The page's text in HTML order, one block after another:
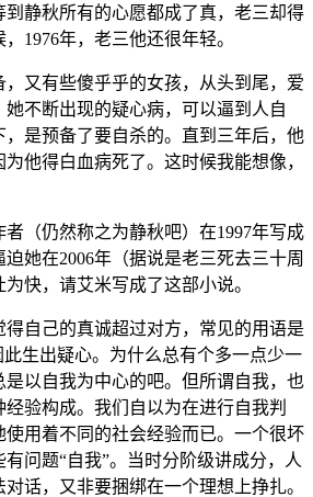
静秋所有的心愿都成了真，老三却得
1976年，老三他还很年轻。
又有些傻乎乎的女孩，从头到尾，爱
不断出现的疑心病，可以逼到人自
，是预备了要自杀的。直到三年后，他
他得白血病死了。这时候我能想像，
（仍然称之为静秋吧）在1997年写成
她在2006年（据说是老三死去三十周
快，请艾米写成了这部小说。
自己的真诚超过对方，常见的用语是
生出疑心。为什么总有个多一点少一
是以自我为中心的吧。但所谓自我，也
验构成。我们自以为在进行自我判
使用着不同的社会经验而已。一个很坏
问题“自我”。当时分阶级讲成分，人
话，又非要捆绑在一个理想上挣扎。